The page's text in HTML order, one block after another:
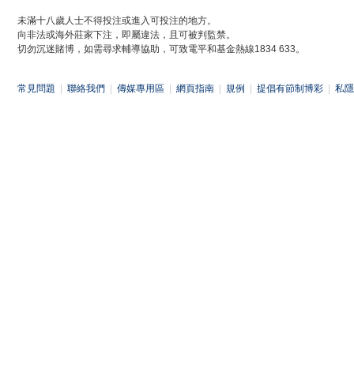
未滿十八歲人士不得投注或進入可投注的地方。
向非法或海外莊家下注，即屬違法，且可被判監禁。
切勿沉迷賭博，如需尋求輔導協助，可致電平和基金熱線1834 633。
常見問題 聯絡我們 傳媒專用區 網頁指南 規例 提倡有節制博彩 私